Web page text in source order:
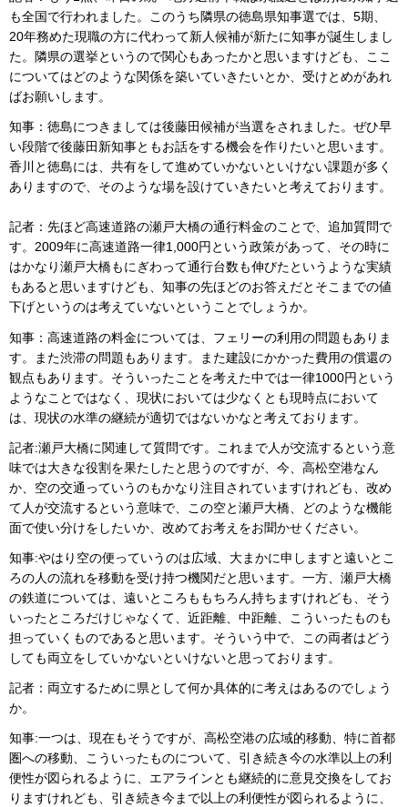
も全国で行われました。このうち隣県の徳島県知事選では、5期、
20年務めた現職の方に代わって新人候補が新たに知事が誕生しまし
た。隣県の選挙というので関心もあったかと思いますけども、ここ
についてはどのような関係を築いていきたいとか、受けとめがあれ
ばお願いします。
知事：徳島につきましては後藤田候補が当選をされました。ぜひ早
い段階で後藤田新知事ともお話をする機会を作りたいと思います。
香川と徳島には、共有をして進めていかないといけない課題が多く
ありますので、そのような場を設けていきたいと考えております。
記者：先ほど高速道路の瀬戸大橋の通行料金のことで、追加質問で
す。2009年に高速道路一律1,000円という政策があって、その時に
はかなり瀬戸大橋もにぎわって通行台数も伸びたというような実績
もあると思いますけども、知事の先ほどのお答えだとそこまでの値
下げというのは考えていないということでしょうか。
知事：高速道路の料金については、フェリーの利用の問題もありま
す。また渋滞の問題もあります。また建設にかかった費用の償還の
観点もあります。そういったことを考えた中では一律1000円という
ようなことではなく、現状においては少なくとも現時点において
は、現状の水準の継続が適切ではないかなと考えております。
記者:瀬戸大橋に関連して質問です。これまで人が交流するという意
味では大きな役割を果たしたと思うのですが、今、高松空港なん
か、空の交通っていうのもかなり注目されていますけれども、改め
て人が交流するという意味で、この空と瀬戸大橋、どのような機能
面で使い分けをしたいか、改めてお考えをお聞かせください。
知事:やはり空の便っていうのは広域、大まかに申しますと遠いとこ
ろの人の流れを移動を受け持つ機関だと思います。一方、瀬戸大橋
の鉄道については、遠いところももちろん持ちますけれども、そう
いったところだけじゃなくて、近距離、中距離、こういったものも
担っていくものであると思います。そういう中で、この両者はどう
しても両立をしていかないといけないと思っております。
記者：両立するために県として何か具体的に考えはあるのでしょう
か。
知事:一つは、現在もそうですが、高松空港の広域的移動、特に首都
圏への移動、こういったものについて、引き続き今の水準以上の利
便性が図られるように、エアラインとも継続的に意見交換をしてお
りますけれども、引き続き今まで以上の利便性が図られるように、